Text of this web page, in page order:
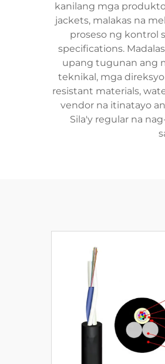
kanilang mga
jackets, malakas na
proseso ng kontrol
specifications.
upang tugunan ang
teknikal, mga
resistant materials,
vendor na itinatayo
Sila'y regular na